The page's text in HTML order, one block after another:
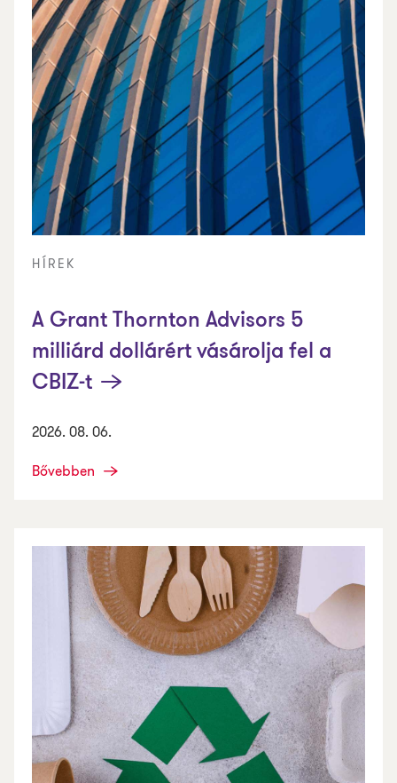
HÍREK
A Grant Thornton Advisors 5
milliárd dollárért vásárolja fel a
CBIZ-t
2026. 08. 06.
Bővebben